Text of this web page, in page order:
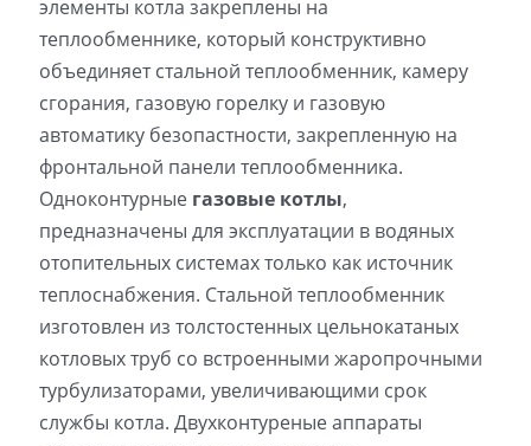
элементы котла закреплены на
теплообменнике, который конструктивно
объединяет стальной теплообменник, камеру
сгорания, газовую горелку и газовую
автоматику безопастности, закрепленную на
фронтальной панели теплообменника.
Одноконтурные газовые котлы,
предназначены для эксплуатации в водяных
отопительных системах только как источник
теплоснабжения. Стальной теплообменник
изготовлен из толстостенных цельнокатаных
котловых труб со встроенными жаропрочными
турбулизаторами, увеличивающими срок
службы котла. Двухконтуреные аппараты